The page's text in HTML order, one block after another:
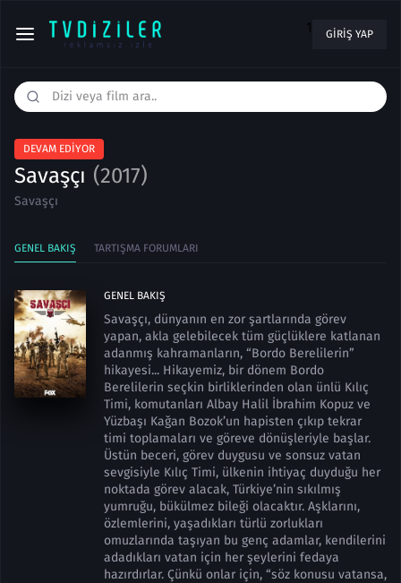
1 GIRIŞ YAP
DEVAM EDIYOR
Savaşçı (2017)
Savaşçı
GENEL BAKIŞ TARTIŞMA FORUMLARI
GENEL BAKIŞ
Savaşçı, dünyanın en zor şartlarında görev
yapan, akla gelebilecek tüm güçlüklere katlanan
adanmış kahramanların, “Bordo Berelilerin”
hikayesi... Hikayemiz, bir dönem Bordo
Berelilerin seçkin birliklerinden olan ünlü Kılıç
Timi, komutanları Albay Halil İbrahim Kopuz ve
Yüzbaşı Kağan Bozok’un hapisten çıkıp tekrar
timi toplamaları ve göreve dönüşleriyle başlar.
Üstün beceri, görev duygusu ve sonsuz vatan
sevgisiyle Kılıç Timi, ülkenin ihtiyaç duyduğu her
noktada görev alacak, Türkiye’nin sıkılmış
yumruğu, bükülmez bileği olacaktır. Aşklarını,
özlemlerini, yaşadıkları türlü zorlukları
omuzlarında taşıyan bu genç adamlar, kendilerini
adadıkları vatan için her şeylerini fedaya
hazırdırlar. Çünkü onlar için, “söz konusu vatansa,